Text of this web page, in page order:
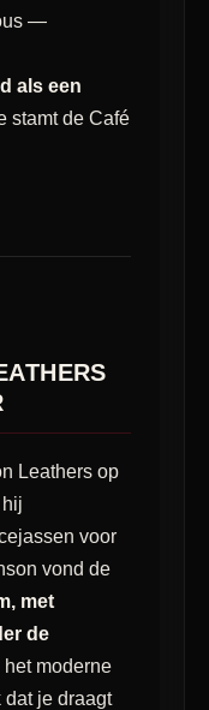
—
als een
stamt de Café
Leathers op
voor
vond de
met
de
moderne
je draagt